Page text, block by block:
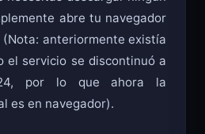
abre tu navegador
(Nota: anteriormente existía
el servicio se discontinuó a
por lo que ahora la
es en navegador).